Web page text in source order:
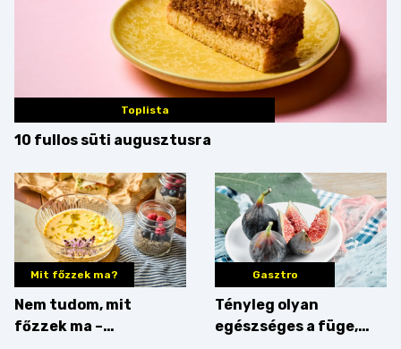
Toplista
10 fullos süti augusztusra
Mit főzzek ma?
Nem tudom, mit
főzzek ma –
Gasztro
Tényleg olyan
egészséges a füge,